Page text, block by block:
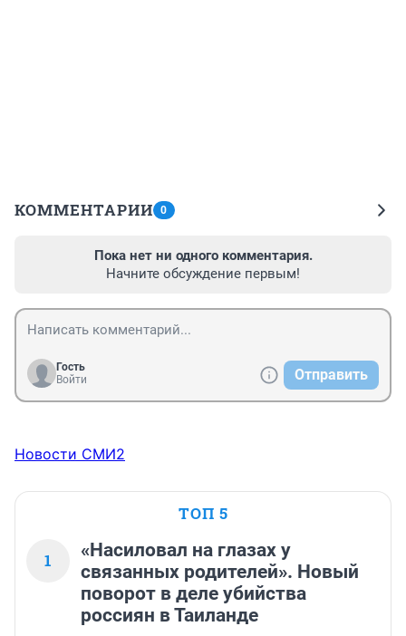
КОММЕНТАРИИ 0
Пока нет ни одного комментария.
Начните обсуждение первым!
Гость
Войти
Отправить
Новости СМИ2
ТОП 5
1
«Насиловал на глазах у
связанных родителей». Новый
поворот в деле убийства
россиян в Таиланде